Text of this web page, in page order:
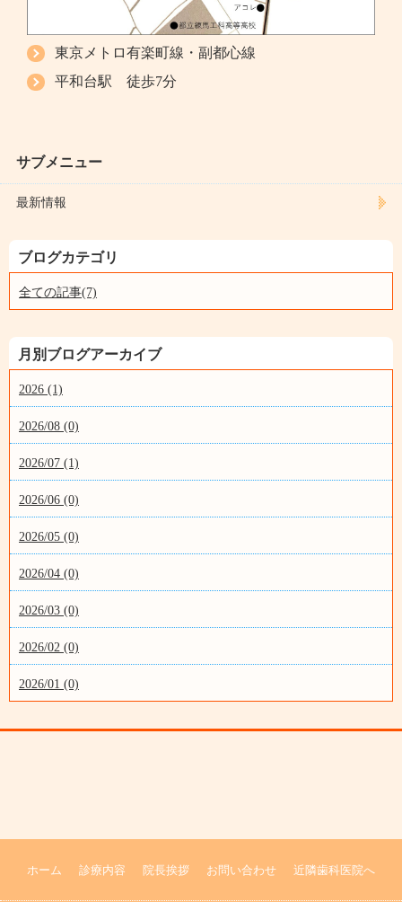
東京メトロ有楽町線・副都心線
平和台駅 徒歩7分
サブメニュー
最新情報
ブログカテゴリ
全ての記事(7)
月別ブログアーカイブ
2026 (1)
2026/08 (0)
2026/07 (1)
2026/06 (0)
2026/05 (0)
2026/04 (0)
2026/03 (0)
2026/02 (0)
2026/01 (0)
ホーム 診療内容 院長挨拶 お問い合わせ 近隣歯科医院へ